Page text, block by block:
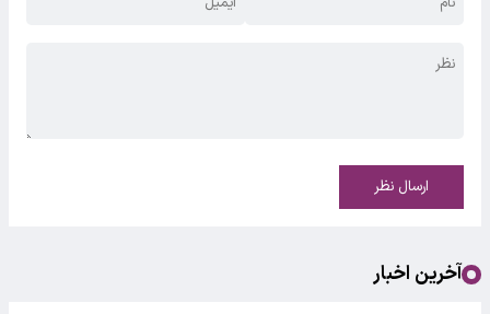
ارسال نظر
آخرین اخبار